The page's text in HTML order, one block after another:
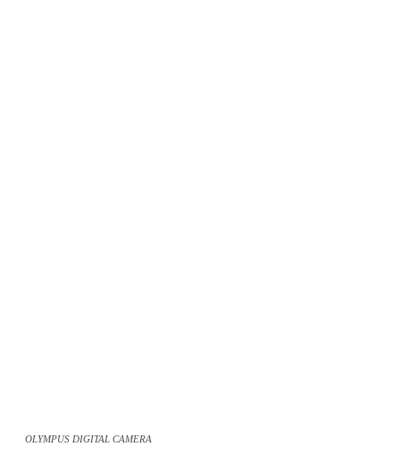
OLYMPUS DIGITAL CAMERA